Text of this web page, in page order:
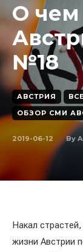
О
№18
АВСТРИЯ
ОБЗОР СМИ
2019-06-12 By
Накал
жизни Австрии